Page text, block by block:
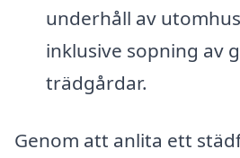
underhåll av
inklusive sopning av
trädgårdar.
Genom att anlita ett